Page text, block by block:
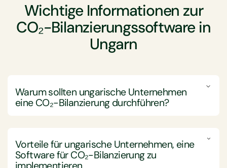
Wichtige Informationen zur
CO₂-Bilanzierungssoftware in
Ungarn
Warum sollten ungarische Unternehmen
eine CO₂-Bilanzierung durchführen?
Treibhausgasemissionen umfassend zu messen, zu
verwalten und zu reduzieren. Dadurch unterstützen
sie Nachhaltigkeitsziele und stellen sicher, dass sie
Vorteile für ungarische Unternehmen, eine
Software für CO₂-Bilanzierung zu